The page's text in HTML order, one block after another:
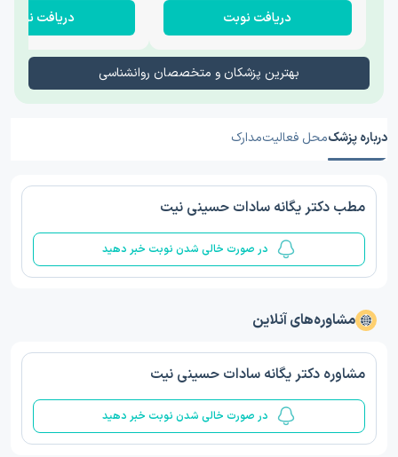
دریافت نوبت دریافت نوبت
بهترین پزشکان و متخصصان روانشناسی
درباره پزشکمحل فعالیتمدارک
مطب دکتر یگانه سادات حسینی نیت
در صورت خالی شدن نوبت خبر دهید
مشاوره‌های آنلاین
مشاوره دکتر یگانه سادات حسینی نیت
در صورت خالی شدن نوبت خبر دهید